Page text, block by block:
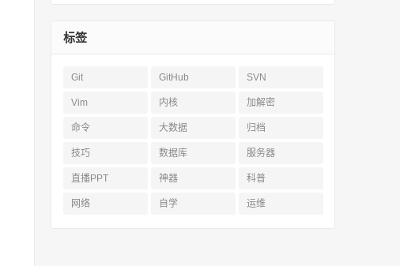
标签
Git GitHub SVN
Vim 内核 加解密
命令 大数据 归档
技巧 数据库 服务器
直播PPT 神器 科普
网络 自学 运维